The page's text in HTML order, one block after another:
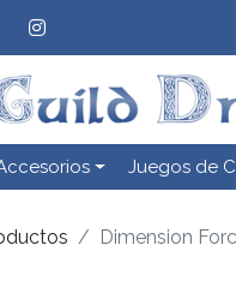
Juegos de
Dimension